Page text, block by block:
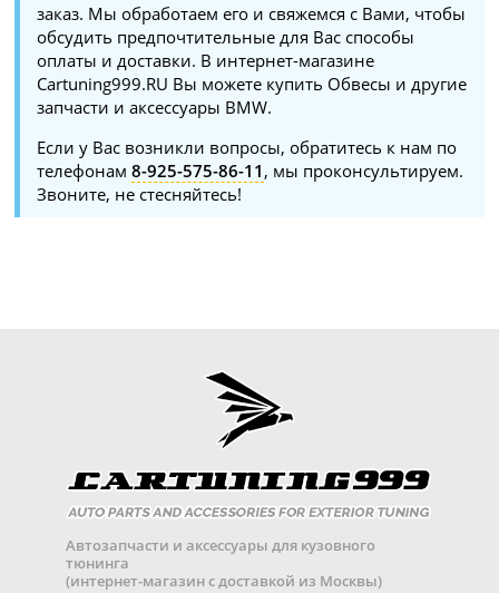
заказ. Мы обработаем его и свяжемся с Вами, чтобы
обсудить предпочтительные для Вас способы
оплаты и доставки. В интернет-магазине
Cartuning999.RU Вы можете купить Обвесы и другие
запчасти и аксессуары BMW.
Если у Вас возникли вопросы, обратитесь к нам по
телефонам8-925-575-86-11 , мы проконсультируем.
Звоните, не стесняйтесь!
Автозапчасти и аксессуары для кузовного
тюнинга
(интернет-магазин с доставкой из Москвы)